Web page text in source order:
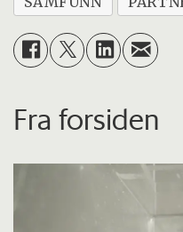
Fra forsiden